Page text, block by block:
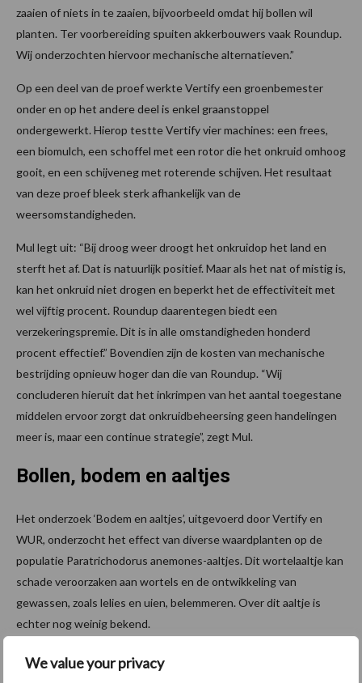
We value your privacy
zaaien of niets in te zaaien, bijvoorbeeld omdat hij bollen wil
planten. Ter voorbereiding spuiten akkerbouwers vaak Roundup.
Wij onderzochten hiervoor mechanische alternatieven.”
Op een deel van de proef werkte Vertify een groenbemester
onder en op het andere deel is enkel graanstoppel
ondergewerkt. Hierop testte Vertify vier machines: een frees,
een biomulch, een schoffel met een rotor die het onkruid omhoog
gooit, en een schijveneg met roterende schijven. Het resultaat
van deze proef bleek sterk afhankelijk van de
weersomstandigheden.
Mul legt uit: “Bij droog weer droogt het onkruidop het land en
sterft het af. Dat is natuurlijk positief. Maar als het nat of mistig is,
kan het onkruid niet drogen en beperkt het de effectiviteit met
wel vijftig procent. Roundup daarentegen biedt een
verzekeringspremie. Dit is in alle omstandigheden honderd
procent effectief.” Bovendien zijn de kosten van mechanische
bestrijding opnieuw hoger dan die van Roundup. “Wij
concluderen hieruit dat het inkrimpen van het aantal toegestane
middelen ervoor zorgt dat onkruidbeheersing geen handelingen
meer is, maar een continue strategie”, zegt Mul.
Bollen, bodem en aaltjes
Het onderzoek ‘Bodem en aaltjes’, uitgevoerd door Vertify en
WUR, onderzocht het effect van diverse waardplanten op de
populatie Paratrichodorus anemones-aaltjes. Dit wortelaaltje kan
schade veroorzaken aan wortels en de ontwikkeling van
gewassen, zoals lelies en uien, belemmeren. Over dit aaltje is
echter nog weinig bekend.
Er zijn twee fasen doorlopen om te bepalen welke waardplanten